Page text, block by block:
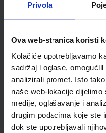
Privola
Ova web-stranica koristi
Kolačiće upotrebljavamo
sadržaj i oglase,
analizirali promet. Isto
naše web-lokacije
medije, oglašavanje i
drugim podacima koje ste
dok ste upotrebljavali
Udžbenik
SVIJET GLAZBE 6; udžbenik
Nakladnik: ALFA d.d.
SKU:567312
ŠIFRA OMOTA:500160